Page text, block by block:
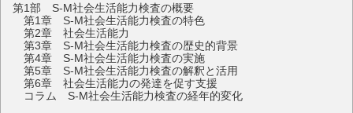
第1部 S-M社会生活能力検査の概要
第1章 S-M社会生活能力検査の特色
第2章 社会生活能力
第3章 S-M社会生活能力検査の歴史的背景
第4章 S-M社会生活能力検査の実施
第5章 S-M社会生活能力検査の解釈と活用
第6章 社会生活能力の発達を促す支援
コラム S-M社会生活能力検査の経年的変化